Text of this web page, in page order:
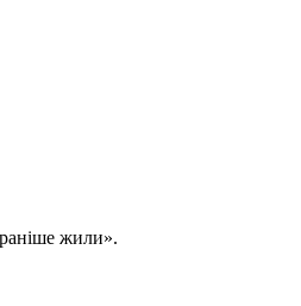
жили».